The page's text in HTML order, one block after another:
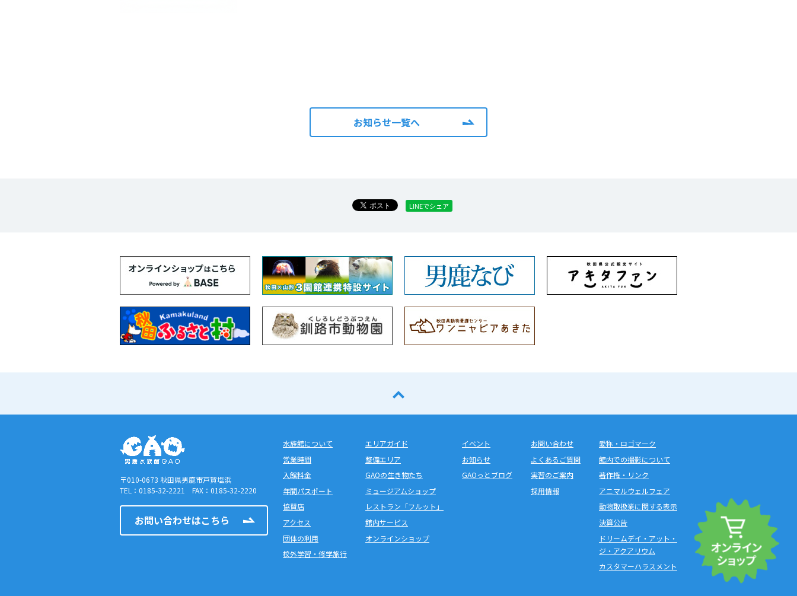
お知らせ一覧へ
LINEでシェア
水族館について
営業時間
入館料金
年間パスポート
協賛店
アクセス
団体の利用
校外学習・修学旅行
エリアガイド
整備エリア
GAOの生き物たち
ミュージアムショップ
レストラン「フルット」
館内サービス
オンラインショップ
イベント
お知らせ
GAOっとブログ
お問い合わせ
よくあるご質問
実習のご案内
採用情報
愛称・ロゴマーク
館内での撮影について
著作権・リンク
アニマルウェルフェア
動物取扱業に関する表示
決算公告
ドリームデイ・アット・
ジ・アクアリウム
カスタマーハラスメント
〒010-0673 秋田県男鹿市戸賀塩浜
TEL：0185-32-2221 FAX：0185-32-2220
お問い合わせはこちら